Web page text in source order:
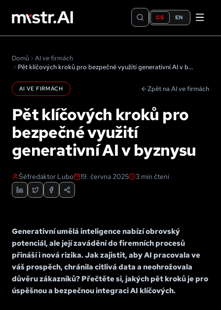
CS EN
Domů
AI ve firmách
Pět klíčových kroků pro bezpečné využití generativní AI v byznysu
AI VE FIRMÁCH Zpět na AI ve firmách
Pět klíčových kroků pro
bezpečné využití
generativní AI v byznysu
Šéfredaktor Lubo 19. června 2025 3 min čtení
Generativní umělá inteligence nabízí obrovský
potenciál, ale její zavádění do firemních procesů
přináší i nová rizika. Jak zajistit, aby AI pracovala ve
váš prospěch, chránila citlivá data a neohrožovala
důvěru zákazníků? Přečtěte si, jakých pět kroků je pro
úspěšnou a bezpečnou integraci AI klíčových.